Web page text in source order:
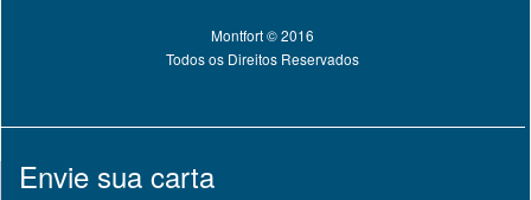
Montfort © 2016
Todos os Direitos Reservados
Envie sua carta